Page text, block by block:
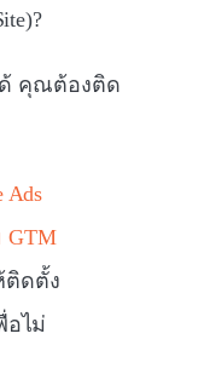
ด้ คุณต้องติด
Ads
GTM
ติดตั้ง
อไม่